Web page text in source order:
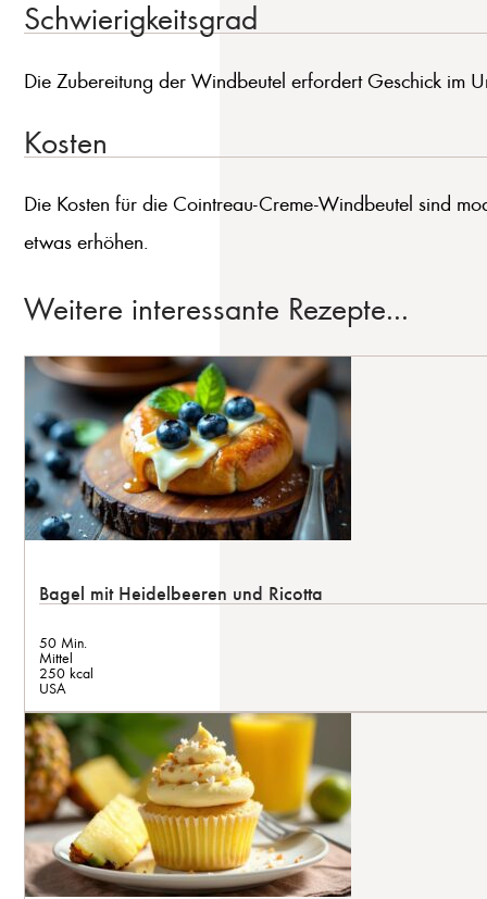
Schwierigkeitsgrad
Die Zubereitung der Windbeutel erfordert Geschick im
Kosten
Die Kosten für die Cointreau-Creme-Windbeutel sind
etwas erhöhen.
Weitere interessante Rezepte...
Bagel mit Heidelbeeren und Ricotta
50 Min.
Mittel
250 kcal
USA